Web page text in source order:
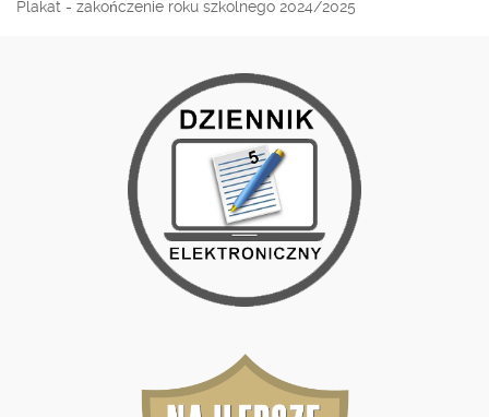
Plakat - zakończenie roku szkolnego 2024/2025